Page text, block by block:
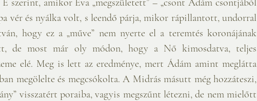
vér és nyálka volt, s leendő párja, mikor rápillantott, undorral
hogy ez a „műve” nem nyerte el a teremtés koronájának
de most már oly módon, hogy a Nő kimosdatva, teljes
elé. Meg is lett az eredménye, mert Ádám amint meglátta
megölelte és megcsókolta. A Midrás másutt még hozzáteszi,
visszatért poraiba, vagyis megszűnt létezni, de nem mielőtt